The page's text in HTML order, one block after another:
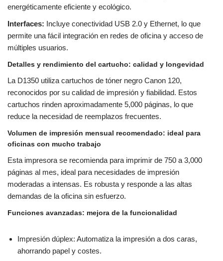
energéticamente eficiente y ecológico.
Interfaces: Incluye conectividad USB 2.0 y Ethernet, lo que
permite una fácil integración en redes de oficina y acceso de
múltiples usuarios.
Detalles y rendimiento del cartucho: calidad y longevidad
La D1350 utiliza cartuchos de tóner negro Canon 120,
reconocidos por su calidad de impresión y fiabilidad. Estos
cartuchos rinden aproximadamente 5,000 páginas, lo que
reduce la necesidad de reemplazos frecuentes.
Volumen de impresión mensual recomendado: ideal para
oficinas con mucho trabajo
Esta impresora se recomienda para imprimir de 750 a 3,000
páginas al mes, ideal para necesidades de impresión
moderadas a intensas. Es robusta y responde a las altas
demandas de la oficina sin esfuerzo.
Funciones avanzadas: mejora de la funcionalidad
Impresión dúplex: Automatiza la impresión a dos caras,
ahorrando papel y costes.